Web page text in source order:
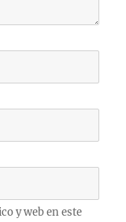
y web en este